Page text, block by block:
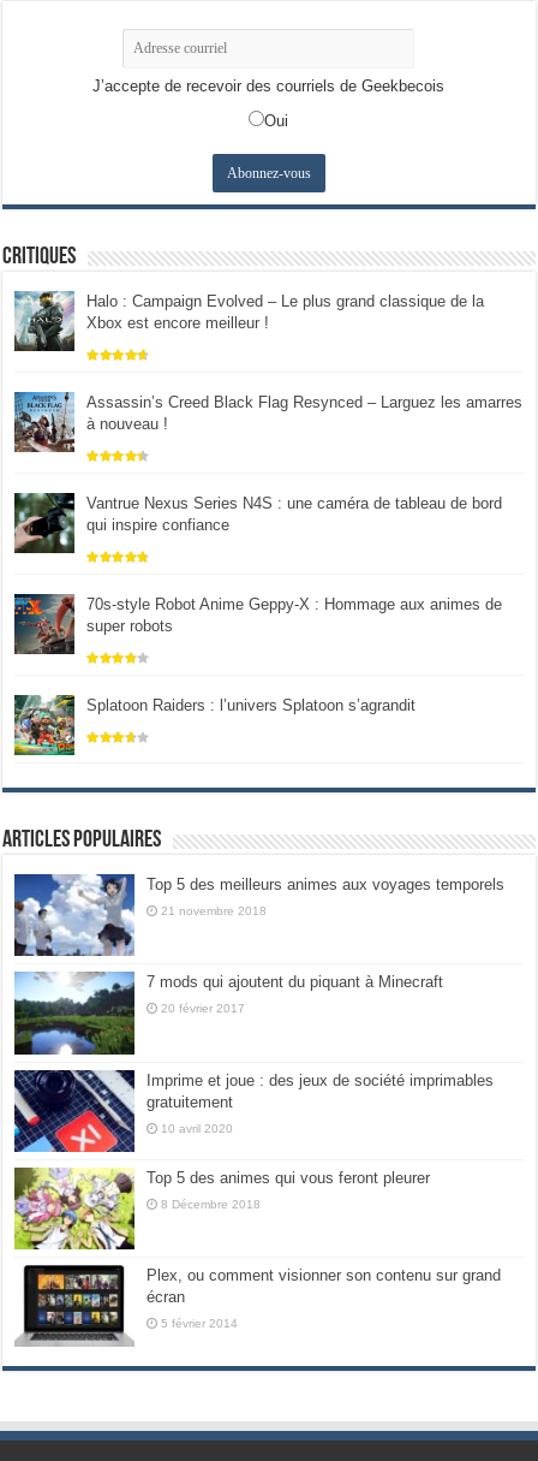
J’accepte de recevoir des courriels de Geekbecois
Oui
Critiques
Halo : Campaign Evolved – Le plus grand classique de la
Xbox est encore meilleur !
Assassin’s Creed Black Flag Resynced – Larguez les amarres
à nouveau !
Vantrue Nexus Series N4S : une caméra de tableau de bord
qui inspire confiance
70s-style Robot Anime Geppy-X : Hommage aux animes de
super robots
Splatoon Raiders : l’univers Splatoon s’agrandit
Articles populaires
Top 5 des meilleurs animes aux voyages temporels
21 novembre 2018
7 mods qui ajoutent du piquant à Minecraft
20 février 2017
Imprime et joue : des jeux de société imprimables
gratuitement
10 avril 2020
Top 5 des animes qui vous feront pleurer
8 Décembre 2018
Plex, ou comment visionner son contenu sur grand
écran
5 février 2014